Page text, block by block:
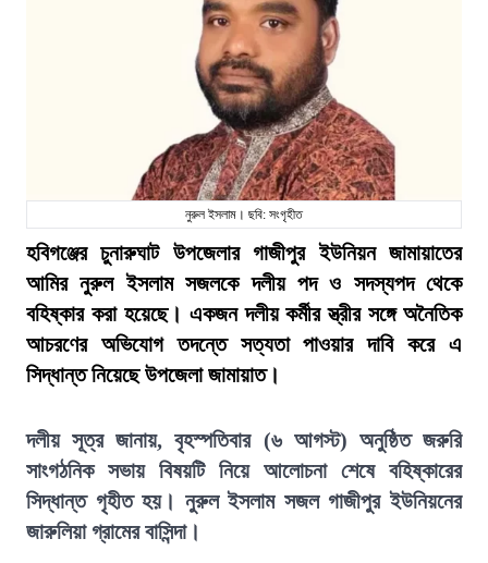
নুরুল ইসলাম। ছবি: সংগৃহীত
হবিগঞ্জের চুনারুঘাট উপজেলার গাজীপুর ইউনিয়ন জামায়াতের
আমির নুরুল ইসলাম সজলকে দলীয় পদ ও সদস্যপদ থেকে
বহিষ্কার করা হয়েছে। একজন দলীয় কর্মীর স্ত্রীর সঙ্গে অনৈতিক
আচরণের অভিযোগ তদন্তে সত্যতা পাওয়ার দাবি করে এ
সিদ্ধান্ত নিয়েছে উপজেলা জামায়াত।
দলীয় সূত্র জানায়, বৃহস্পতিবার (৬ আগস্ট) অনুষ্ঠিত জরুরি
সাংগঠনিক সভায় বিষয়টি নিয়ে আলোচনা শেষে বহিষ্কারের
সিদ্ধান্ত গৃহীত হয়। নুরুল ইসলাম সজল গাজীপুর ইউনিয়নের
জারুলিয়া গ্রামের বাসিন্দা।